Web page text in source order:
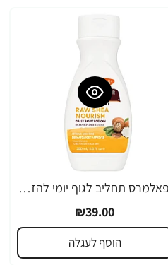
פאלמרס תחליב לגוף יומי להזנה ולריכוך עם חמאת שיאה ויטמין E נפח 250 מ"ל - Palmer's
₪39.00
הוסף לעגלה